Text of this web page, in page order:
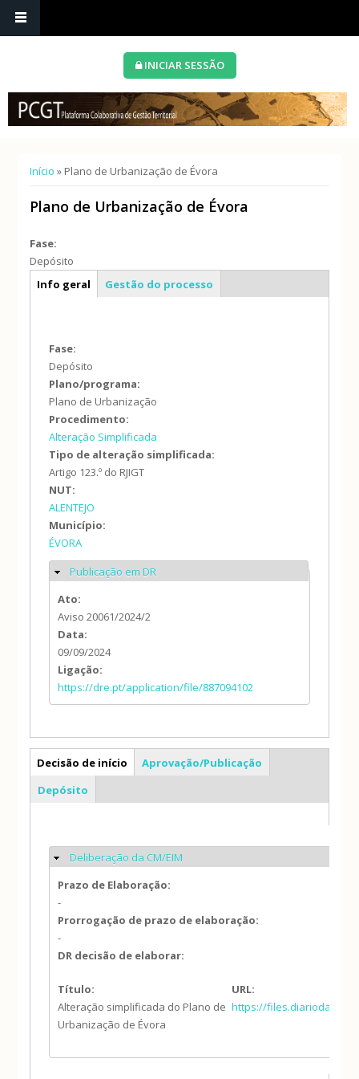
INICIAR SESSÃO
Está aqui
Início » Plano de Urbanização de Évora
Plano de Urbanização de Évora
Fase:
Depósito
Caracterização geral
Info geral Gestão do processo
Fase:
Depósito
Plano/programa:
Plano de Urbanização
Procedimento:
Alteração Simplificada
Tipo de alteração simplificada:
Artigo 123.º do RJIGT
NUT:
ALENTEJO
Município:
ÉVORA
Ocultar
Publicação em DR
Ato:
Aviso 20061/2024/2
Data:
09/09/2024
Ligação:
https://dre.pt/application/file/887094102
AS
Decisão de início
Aprovação/Publicação
Depósito
Ocultar
Deliberação da CM/EIM
Prazo de Elaboração:
-
Prorrogação de prazo de elaboração:
-
DR decisão de elaborar:
Título:
Alteração simplificada do Plano de
Urbanização de Évora
URL:
https://